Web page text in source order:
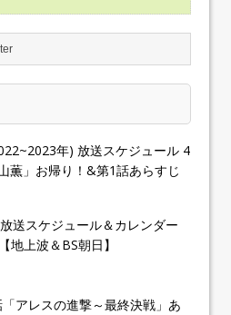
年) 放送スケジュール 4
薫」お帰り！&第1話あらすじ
放送スケジュール＆カレンダー
地上波＆BS朝日】
アレスの進撃～最終決戦」あ